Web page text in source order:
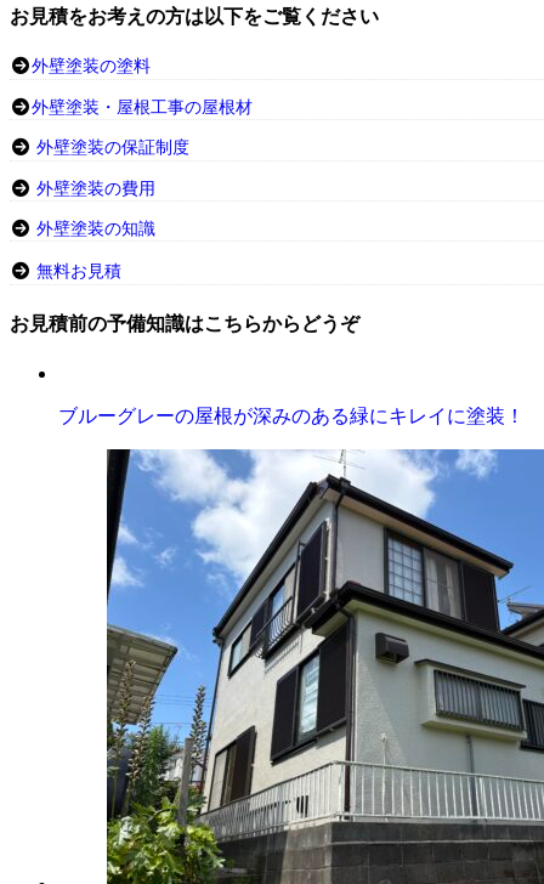
お見積をお考えの方は以下をご覧ください
外壁塗装の塗料
外壁塗装・屋根工事の屋根材
外壁塗装の保証制度
外壁塗装の費用
外壁塗装の知識
無料お見積
お見積前の予備知識はこちらからどうぞ
ブルーグレーの屋根が深みのある緑にキレイに塗装！